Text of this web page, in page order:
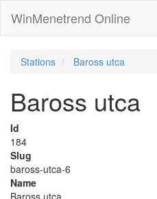
WinMenetrend Online
Stations Baross utca
Baross utca
Id
184
Slug
baross-utca-6
Name
Baross utca